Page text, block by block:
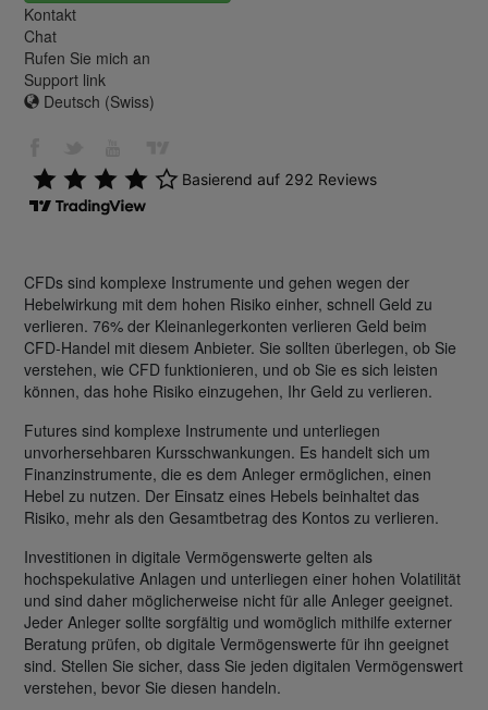
Kontakt
Chat
Rufen Sie mich an
Support link
Deutsch (Swiss)
CFDs sind komplexe Instrumente und gehen wegen der
Hebelwirkung mit dem hohen Risiko einher, schnell Geld zu
verlieren. 76% der Kleinanlegerkonten verlieren Geld beim
CFD-Handel mit diesem Anbieter. Sie sollten überlegen, ob Sie
verstehen, wie CFD funktionieren, und ob Sie es sich leisten
können, das hohe Risiko einzugehen, Ihr Geld zu verlieren.
Futures sind komplexe Instrumente und unterliegen
unvorhersehbaren Kursschwankungen. Es handelt sich um
Finanzinstrumente, die es dem Anleger ermöglichen, einen
Hebel zu nutzen. Der Einsatz eines Hebels beinhaltet das
Risiko, mehr als den Gesamtbetrag des Kontos zu verlieren.
Investitionen in digitale Vermögenswerte gelten als
hochspekulative Anlagen und unterliegen einer hohen Volatilität
und sind daher möglicherweise nicht für alle Anleger geeignet.
Jeder Anleger sollte sorgfältig und womöglich mithilfe externer
Beratung prüfen, ob digitale Vermögenswerte für ihn geeignet
sind. Stellen Sie sicher, dass Sie jeden digitalen Vermögenswert
verstehen, bevor Sie diesen handeln.